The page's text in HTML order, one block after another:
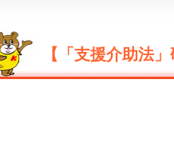
【「支援介助法